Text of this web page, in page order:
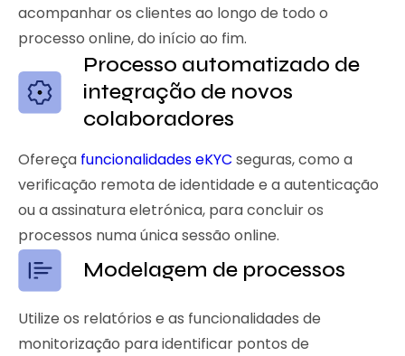
acompanhar os clientes ao longo de todo o
processo online, do início ao fim.
Processo automatizado de
integração de novos
colaboradores
Ofereça funcionalidades eKYC seguras, como a
verificação remota de identidade e a autenticação
ou a assinatura eletrónica, para concluir os
processos numa única sessão online.
Modelagem de processos
Utilize os relatórios e as funcionalidades de
monitorização para identificar pontos de